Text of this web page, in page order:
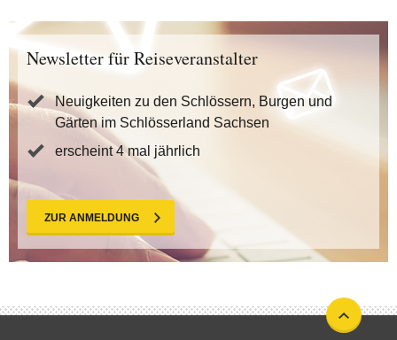
Newsletter für Reiseveranstalter
Neuigkeiten zu den Schlössern, Burgen und
Gärten im Schlösserland Sachsen
erscheint 4 mal jährlich
ZUR ANMELDUNG